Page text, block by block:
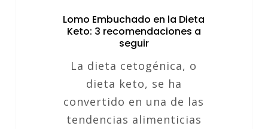
Lomo Embuchado en la Dieta
Keto: 3 recomendaciones a
seguir
La dieta cetogénica, o
dieta keto, se ha
convertido en una de las
tendencias alimenticias